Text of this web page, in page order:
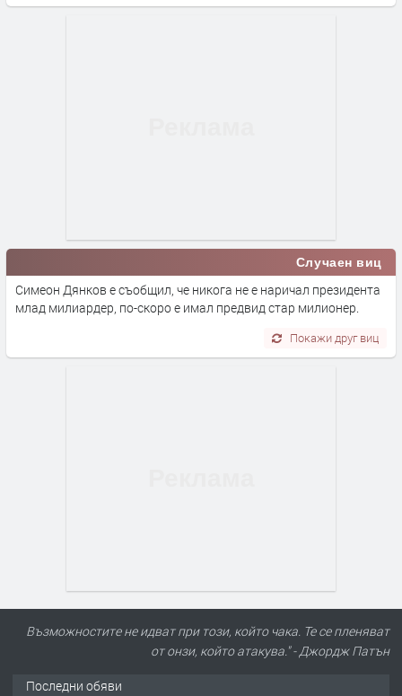
Случаен виц
Симеон Дянков е съобщил, че никога не е наричал президента
млад милиардер, по-скоро е имал предвид стар милионер.
Покажи друг виц
Възможностите не идват при този, който чака. Те се пленяват
от онзи, който атакува." - Джордж Патън
Последни обяви